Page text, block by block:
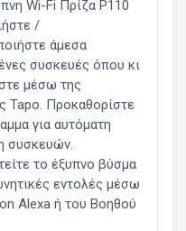
Wi-Fi Πρίζα P110
/
άμεσα
συσκευές όπου κι
μέσω της
Tapo. Προκαθορίστε
για αυτόματη
συσκευών.
το έξυπνο βύσμα
εντολές μέσω
Alexa ή του Βοηθού